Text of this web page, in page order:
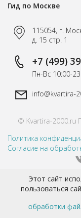
Гид по Москве
115054, г.
д. 15 стр. 1
+7 (499)
Пн-Вс 10:00-
info@kvartira-
© Kvartira-2000.ru
Политика
Согласие на
Этот сайт
пользоваться
обработки